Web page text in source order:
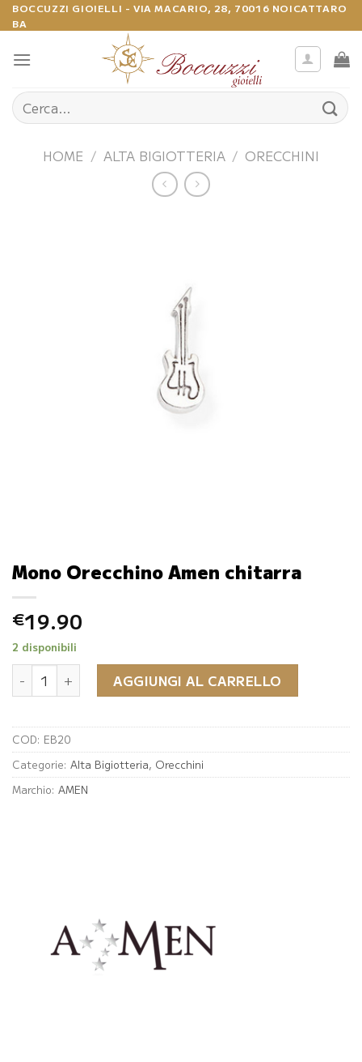
Salta
ai
contenuti
BOCCUZZI GIOIELLI - VIA MACARIO, 28, 70016 NOICATTARO
BA
Cerca:
HOME / ALTA BIGIOTTERIA / ORECCHINI
Mono Orecchino Amen chitarra
€19.90
2 disponibili
Mono Orecchino Amen chitarra quantità
AGGIUNGI AL CARRELLO
COD: EB20
Categorie: Alta Bigiotteria, Orecchini
Marchio: AMEN